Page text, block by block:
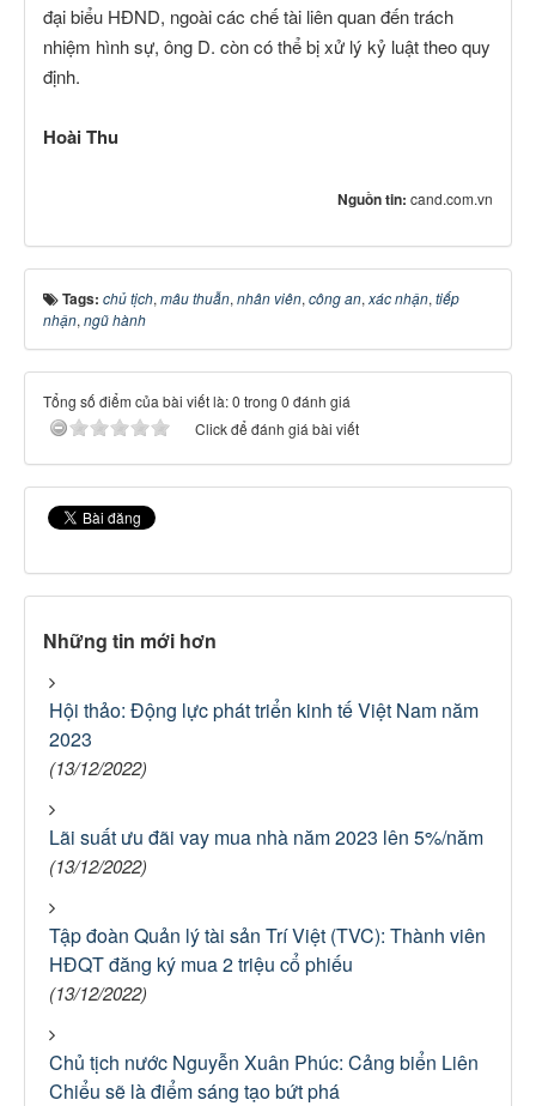
đại biểu HĐND, ngoài các chế tài liên quan đến trách
nhiệm hình sự, ông D. còn có thể bị xử lý kỷ luật theo quy
định.
Hoài Thu
Nguồn tin: cand.com.vn
Tags: chủ tịch, mâu thuẫn, nhân viên, công an, xác nhận, tiếp
nhận, ngũ hành
Tổng số điểm của bài viết là: 0 trong 0 đánh giá
Click để đánh giá bài viết
Những tin mới hơn
Hội thảo: Động lực phát triển kinh tế Việt Nam năm
2023
(13/12/2022)
Lãi suất ưu đãi vay mua nhà năm 2023 lên 5%/năm
(13/12/2022)
Tập đoàn Quản lý tài sản Trí Việt (TVC): Thành viên
HĐQT đăng ký mua 2 triệu cổ phiếu
(13/12/2022)
Chủ tịch nước Nguyễn Xuân Phúc: Cảng biển Liên
Chiểu sẽ là điểm sáng tạo bứt phá